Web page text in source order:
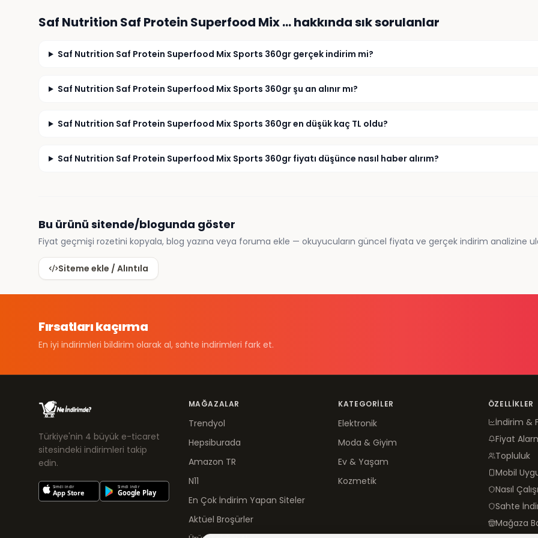
Saf Nutrition Saf Protein Superfood Mix …hakkında sık sorulanlar
Saf Nutrition Saf Protein Superfood Mix Sports 360gr gerçek indirim mi?
Saf Nutrition Saf Protein Superfood Mix Sports 360gr şu an alınır mı?
Saf Nutrition Saf Protein Superfood Mix Sports 360gr en düşük kaç TL oldu?
Saf Nutrition Saf Protein Superfood Mix Sports 360gr fiyatı düşünce nasıl haber alırım?
Bu ürünü sitende/blogunda göster
Fiyat geçmişi rozetini kopyala, blog yazına veya foruma ekle — okuyucuların güncel fiyata ve gerçek indirim analizine
Siteme ekle / Alıntıla
Fırsatları kaçırma
En iyi indirimleri bildirim olarak al, sahte indirimleri fark et.
Türkiye'nin 4 büyük e-ticaret
sitesindeki indirimleri takip
edin.
MAĞAZALAR
Trendyol
Hepsiburada
Amazon TR
N11
En Çok İndirim Yapan Siteler
Aktüel Broşürler
KATEGORILER
Elektronik
Moda & Giyim
Ev & Yaşam
Kozmetik
ÖZELLIKLER
İndirim &
Fiyat
Topluluk
Mobil
Nasıl
Sahte
Mağaza